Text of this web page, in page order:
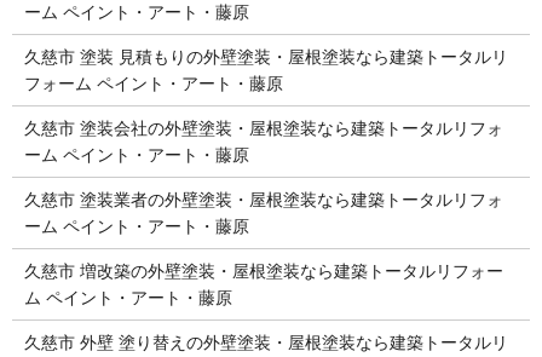
ーム ペイント・アート・藤原
久慈市 塗装 見積もりの外壁塗装・屋根塗装なら建築トータルリ
フォーム ペイント・アート・藤原
久慈市 塗装会社の外壁塗装・屋根塗装なら建築トータルリフォ
ーム ペイント・アート・藤原
久慈市 塗装業者の外壁塗装・屋根塗装なら建築トータルリフォ
ーム ペイント・アート・藤原
久慈市 増改築の外壁塗装・屋根塗装なら建築トータルリフォー
ム ペイント・アート・藤原
久慈市 外壁 塗り替えの外壁塗装・屋根塗装なら建築トータルリ